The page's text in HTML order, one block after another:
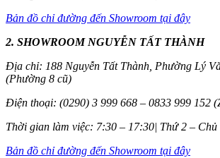
Bản đồ chỉ đường đến Showroom tại đây
2. SHOWROOM NGUYỄN TẤT THÀNH
Địa chỉ: 188 Nguyễn Tất Thành, Phường Lý
(Phường 8 cũ)
Điện thoại: (0290) 3 999 668 – 0833 999 152
Thời gian làm việc: 7:30 – 17:30| Thứ 2 – Chủ
Bản đồ chỉ đường đến Showroom tại đây